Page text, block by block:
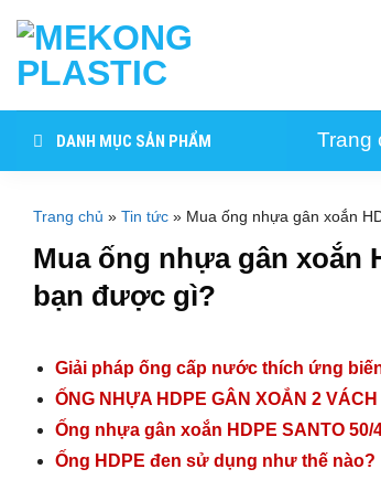
content
DANH MỤC SẢN PHẨM Trang
Trang chủ » Tin tức » Mua ống nhựa gân xoắn
Mua ống nhựa gân xoắn
bạn được gì?
Giải pháp ống cấp nước thích ứng
ỐNG NHỰA HDPE GÂN XOẮN 2
Ống nhựa gân xoắn HDPE SANTO 50/
Ống HDPE đen sử dụng như thế nào?